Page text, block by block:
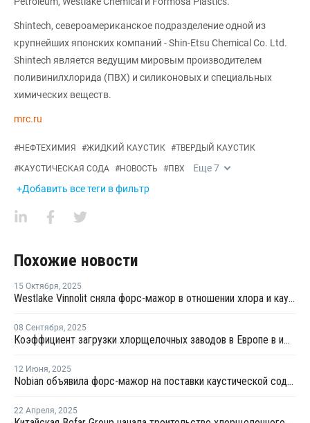
Shintech, североамериканское подразделение одной из
крупнейших японских компаний - Shin-Etsu Chemical Co. Ltd.
Shintech является ведущим мировым производителем
поливинилхлорида (ПВХ) и силиконовых и специальных
химических веществ.
mrc.ru
#НЕФТЕХИМИЯ #ЖИДКИЙ КАУСТИК #ТВЕРДЫЙ КАУСТИК
#КАУСТИЧЕСКАЯ СОДА #НОВОСТЬ #ПВХ Еще7
+Добавить все теги в фильтр
Похожие новости
15 Октября, 2025
Westlake Vinnolit сняла форс-мажор в отношении хлора и каустической соды в Германии
08 Сентября, 2025
Коэффициент загрузки хлорщелочных заводов в Европе в июле продолжил рост
12 Июня, 2025
Nobian объявила форс-мажор на поставки каустической соды в Нидерландах
22 Апреля, 2025